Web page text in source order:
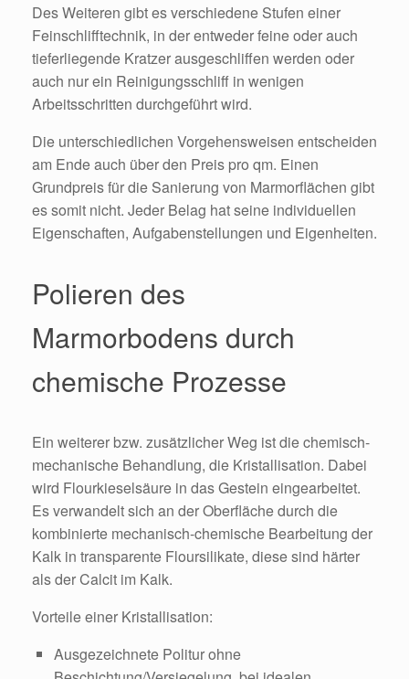
Des Weiteren gibt es verschiedene Stufen einer
Feinschlifftechnik, in der entweder feine oder auch
tieferliegende Kratzer ausgeschliffen werden oder
auch nur ein Reinigungsschliff in wenigen
Arbeitsschritten durchgeführt wird.
Die unterschiedlichen Vorgehensweisen entscheiden
am Ende auch über den Preis pro qm. Einen
Grundpreis für die Sanierung von Marmorflächen gibt
es somit nicht. Jeder Belag hat seine individuellen
Eigenschaften, Aufgabenstellungen und Eigenheiten.
Polieren des
Marmorbodens durch
chemische Prozesse
Ein weiterer bzw. zusätzlicher Weg ist die chemisch-
mechanische Behandlung, die Kristallisation. Dabei
wird Flourkieselsäure in das Gestein eingearbeitet.
Es verwandelt sich an der Oberfläche durch die
kombinierte mechanisch-chemische Bearbeitung der
Kalk in transparente Floursilikate, diese sind härter
als der Calcit im Kalk.
Vorteile einer Kristallisation:
Ausgezeichnete Politur ohne